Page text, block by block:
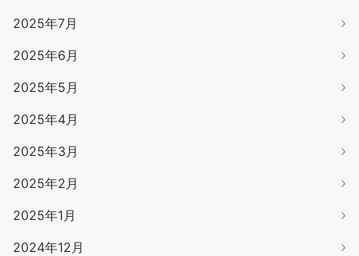
2025年7月
2025年6月
2025年5月
2025年4月
2025年3月
2025年2月
2025年1月
2024年12月